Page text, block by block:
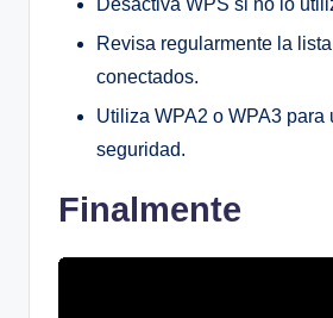
Desactiva WPS si no lo
Revisa regularmente la
conectados.
Utiliza WPA2 o WPA3 para
seguridad.
Finalmente